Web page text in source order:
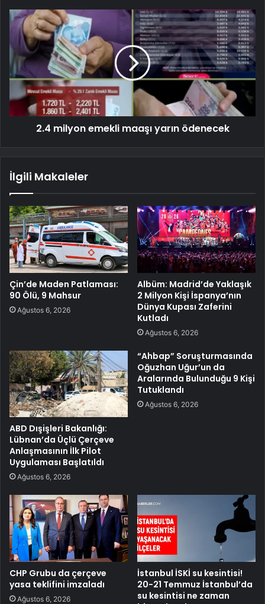
2.4 milyon emekli maaşı yarın ödenecek
İlgili Makaleler
Çin’de Maden Patlaması:
90 Ölü, 9 Mahsur
Ağustos 6, 2026
Albüm: Madrid’de Yaklaşık
2 Milyon Kişi İspanya’nın
Dünya Kupası Zaferini
Kutladı
Ağustos 6, 2026
ABD Dışişleri Bakanlığı:
Lübnan’da Üçlü Çerçeve
Anlaşmasının İlk Pilot
Uygulaması Başlatıldı
Ağustos 6, 2026
“Ahbap” Soruşturmasında
Oğuzhan Uğur’un da
Aralarında Bulunduğu 9 Kişi
Tutuklandı
Ağustos 6, 2026
CHP Grubu da çerçeve
yasa teklifini imzaladı
Ağustos 6, 2026
İstanbul İSKİ su kesintisi!
20-21 Temmuz İstanbul’da
su kesintisi ne zaman